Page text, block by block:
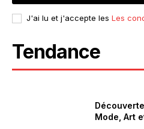
J'ai lu et j'accepte les Les
Tendance
Mode, Art